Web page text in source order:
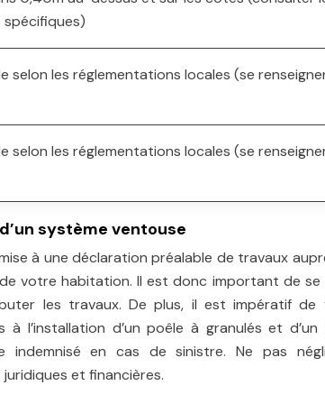
spécifiques)
selon les réglementations locales (se
selon les réglementations locales (se
système ventouse
à une déclaration préalable de travaux
votre habitation. Il est donc important de se
les travaux. De plus, il est impératif de
l’installation d’un poêle à granulés et
indemnisé en cas de sinistre. Ne pas
et financières.